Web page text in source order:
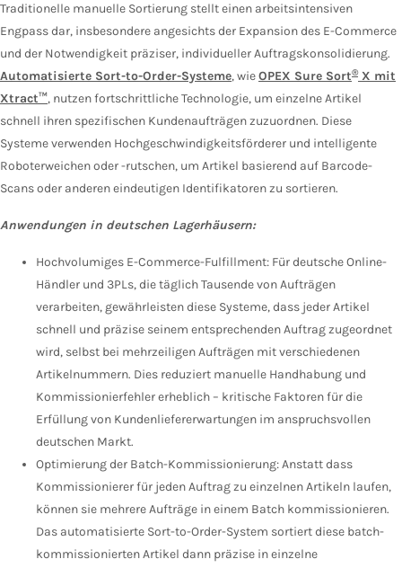
Traditionelle manuelle Sortierung stellt einen arbeitsintensiven
Engpass dar, insbesondere angesichts der Expansion des E-Commerce
und der Notwendigkeit präziser, individueller Auftragskonsolidierung.
Automatisierte Sort-to-Order-Systeme, wieOPEX Sure Sort®X mit
Xtract™, nutzen fortschrittliche Technologie, um einzelne Artikel
schnell ihren spezifischen Kundenaufträgen zuzuordnen. Diese
Systeme verwenden Hochgeschwindigkeitsförderer und intelligente
Roboterweichen oder -rutschen, um Artikel basierend auf Barcode-
Scans oder anderen eindeutigen Identifikatoren zu sortieren.
Anwendungen in deutschen Lagerhäusern:
Hochvolumiges E-Commerce-Fulfillment: Für deutsche Online-
Händler und 3PLs, die täglich Tausende von Aufträgen
verarbeiten, gewährleisten diese Systeme, dass jeder Artikel
schnell und präzise seinem entsprechenden Auftrag zugeordnet
wird, selbst bei mehrzeiligen Aufträgen mit verschiedenen
Artikelnummern. Dies reduziert manuelle Handhabung und
Kommissionierfehler erheblich – kritische Faktoren für die
Erfüllung von Kundenliefererwartungen im anspruchsvollen
deutschen Markt.
Optimierung der Batch-Kommissionierung: Anstatt dass
Kommissionierer für jeden Auftrag zu einzelnen Artikeln laufen,
können sie mehrere Aufträge in einem Batch kommissionieren.
Das automatisierte Sort-to-Order-System sortiert diese batch-
kommissionierten Artikel dann präzise in einzelne